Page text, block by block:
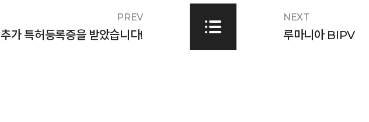
PREV
가 특허등록증을 받았습니다!
NEXT
루마니아 BIPV